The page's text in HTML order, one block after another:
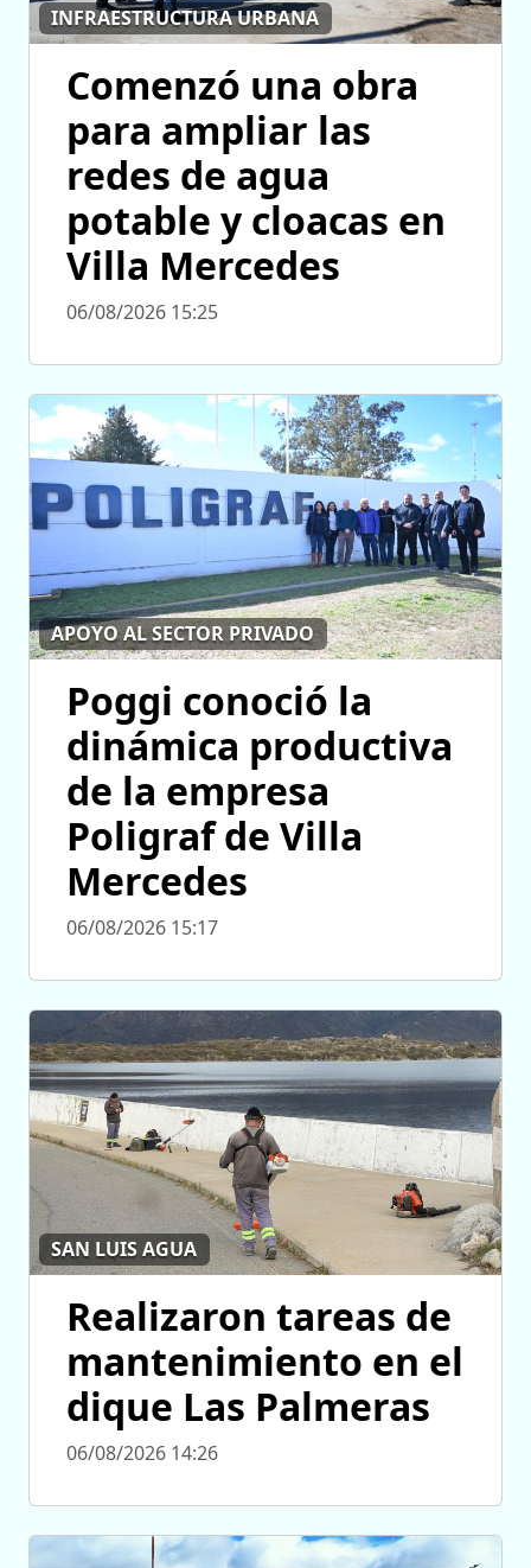
INFRAESTRUCTURA URBANA
Comenzó una obra
para ampliar las
redes de agua
potable y cloacas en
Villa Mercedes
06/08/2026 15:25
APOYO AL SECTOR PRIVADO
Poggi conoció la
dinámica productiva
de la empresa
Poligraf de Villa
Mercedes
06/08/2026 15:17
SAN LUIS AGUA
Realizaron tareas de
mantenimiento en el
dique Las Palmeras
06/08/2026 14:26